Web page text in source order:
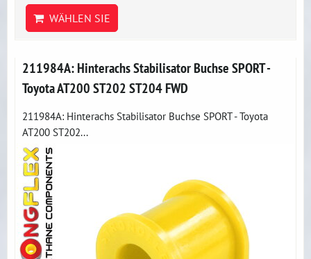
WÄHLEN SIE
211984A: Hinterachs Stabilisator Buchse SPORT -
Toyota AT200 ST202 ST204 FWD
211984A: Hinterachs Stabilisator Buchse SPORT - Toyota
AT200 ST202...